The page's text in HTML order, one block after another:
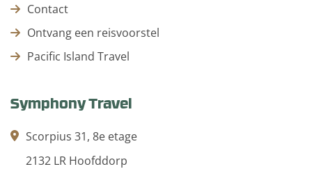
Contact
Ontvang een reisvoorstel
Pacific Island Travel
Symphony Travel
Scorpius 31, 8e etage
2132 LR Hoofddorp